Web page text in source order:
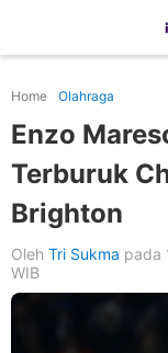
Home Olahraga
Enzo
Terburuk
Brighton
Oleh Tri Sukma pada
WIB